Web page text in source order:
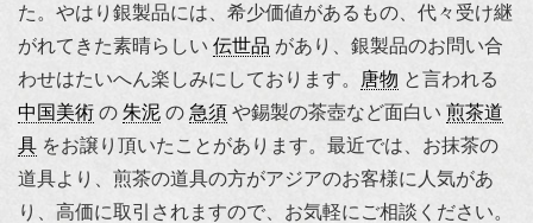
た。やはり銀製品には、希少価値があるもの、代々受け継
がれてきた素晴らしい 伝世品 があり、銀製品のお問い合
わせはたいへん楽しみにしております。
唐物 と言われる
中国美術 の 朱泥 の 急須 や錫製の茶壺など面白い 煎茶道
具 をお譲り頂いたことがあります。最近では、お抹茶の
道具より、煎茶の道具の方がアジアのお客様に人気があ
り、高価に取引されますので、お気軽にご相談ください。